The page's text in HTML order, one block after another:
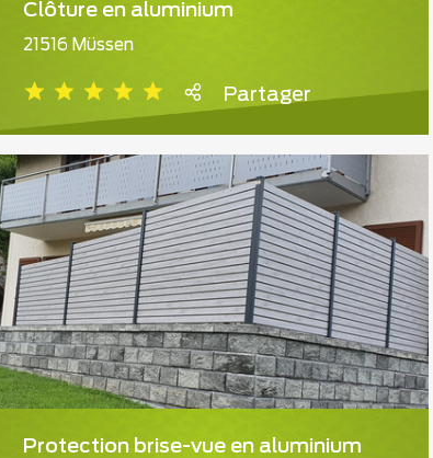
Clôture en aluminium
21516 Müssen
Partager
Protection brise-vue en aluminium